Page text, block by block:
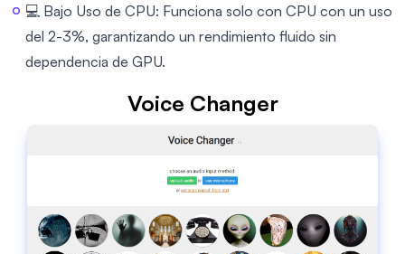
💻 Bajo Uso de CPU: Funciona solo con CPU con un uso
del 2-3%, garantizando un rendimiento fluido sin
dependencia de GPU.
Voice Changer